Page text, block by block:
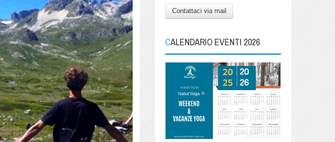
Contattaci via mail
CALENDARIO EVENTI 2026